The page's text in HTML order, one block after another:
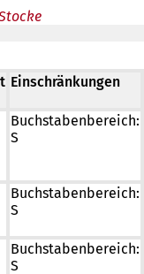
Einschränkungen
Buchstabenbereich:
S
Buchstabenbereich:
S
Buchstabenbereich:
S